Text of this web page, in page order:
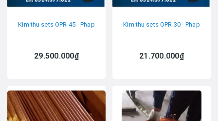
Kim thu sets OPR 45 - Phap
29.500.000₫
Kim thu sets OPR 30 - Phap
21.700.000₫